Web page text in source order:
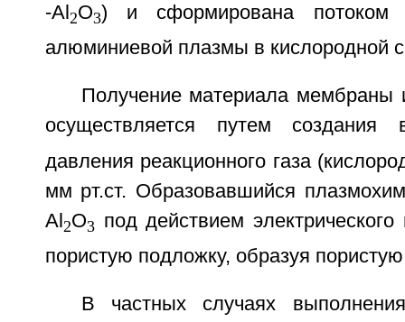
-Al 2O3) и сформирована потоком
алюминиевой плазмы в кислородной
Получение материала мембраны
осуществляется путем
давления реакционного газа
мм рт.ст. Образовавшийся
Al 2O3 под действием
пористую подложку, образуя
В частных случаях